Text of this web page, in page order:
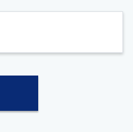
обсуждения